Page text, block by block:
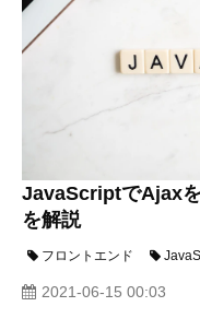
JavaScriptでAjax
を解説
フロントエンド
2021-06-15 00:03